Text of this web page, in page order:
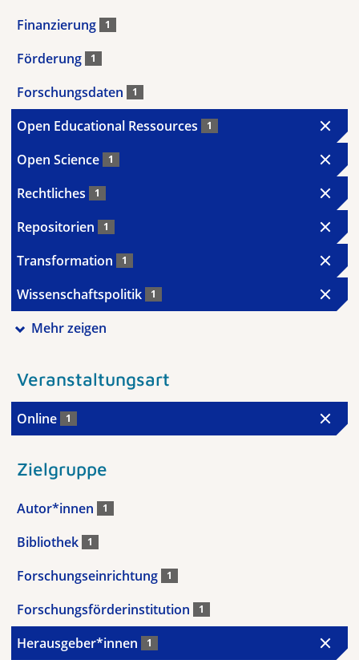
Finanzierung 1
Förderung 1
Forschungsdaten 1
Open Educational Ressources 1
Open Science 1
Rechtliches 1
Repositorien 1
Transformation 1
Wissenschaftspolitik 1
Mehr zeigen
Veranstaltungsart
Online 1
Zielgruppe
Autor*innen 1
Bibliothek 1
Forschungseinrichtung 1
Forschungsförderinstitution 1
Herausgeber*innen 1